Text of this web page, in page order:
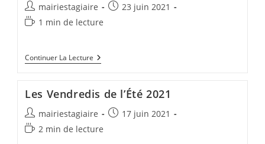
Auteur/autrice
de
mairiestagiaire
Publication
23 juin 2021
Temps1 min de lecture
Continuer La Lecture Fête
Des
L’APE
Les Vendredis de l’Été 2021
Auteur/autrice
de
mairiestagiaire
Publication
17 juin 2021
Temps2 min de lecture